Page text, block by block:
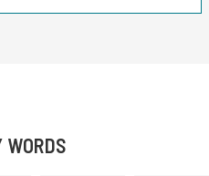
WORDS